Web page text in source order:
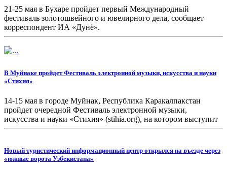
21-25 мая в Бухаре пройдет первый Международный
фестиваль золотошвейного и ювелирного дела, сообщает
корреспондент ИА «Дунё».
В Муйнаке пройдет Фестиваль электронной музыки, искусства и науки
«Стихия»
14-15 мая в городе Муйнак, Республика Каракалпакстан
пройдет очередной Фестиваль электронной музыки,
искусства и науки «Стихия» (stihia.org), на котором выступит
музыкальный продюсер с мировым именем Нина Кравиц
музыкальные продюсеры, музыканты и диджеи из России,
Казахстана, Турции и Кыргызстана.
Новый туристический информационный центр открылся на въезде через
«южные ворота Узбекистана»